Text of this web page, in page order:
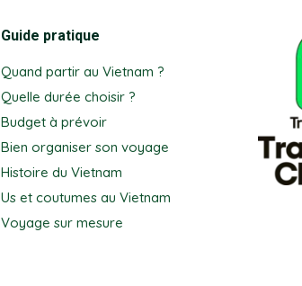
Guide pratique
Quand partir au Vietnam ?
Quelle durée choisir ?
Budget à prévoir
Bien organiser son voyage
Histoire du Vietnam
Us et coutumes au Vietnam
Voyage sur mesure